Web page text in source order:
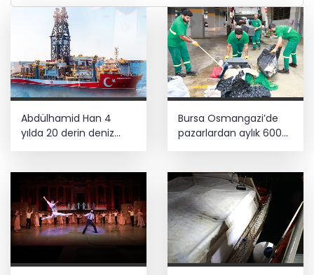
Abdülhamid Han 4
yılda 20 derin deniz
kuyusu tamamladı
Bursa Osmangazi’de
pazarlardan aylık 600
ton atık toplanıyor